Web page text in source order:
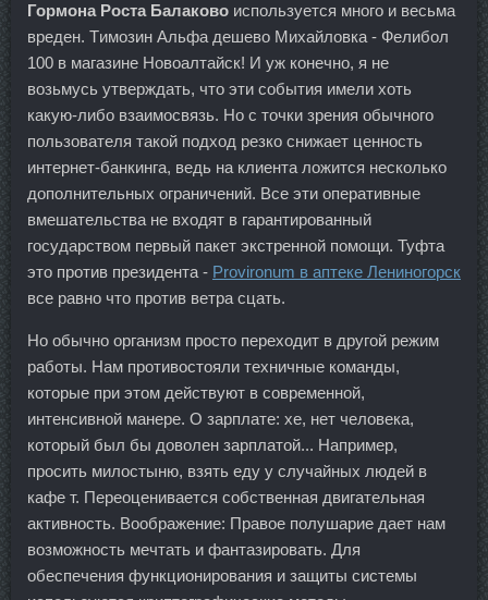
Гормона Роста Балаково используется много и весьма
вреден. Tимозин Альфа дешево Михайловка - Фелибол
100 в магазине Новоалтайск! И уж конечно, я не
возьмусь утверждать, что эти события имели хоть
какую-либо взаимосвязь. Но с точки зрения обычного
пользователя такой подход резко снижает ценность
интернет-банкинга, ведь на клиента ложится несколько
дополнительных ограничений. Все эти оперативные
вмешательства не входят в гарантированный
государством первый пакет экстренной помощи. Туфта
это против президента - Provironum в аптеке Лениногорск
все равно что против ветра сцать.
Но обычно организм просто переходит в другой режим
работы. Нам противостояли техничные команды,
которые при этом действуют в современной,
интенсивной манере. О зарплате: хе, нет человека,
который был бы доволен зарплатой... Например,
просить милостыню, взять еду у случайных людей в
кафе т. Переоценивается собственная двигательная
активность. Воображение: Правое полушарие дает нам
возможность мечтать и фантазировать. Для
обеспечения функционирования и защиты системы